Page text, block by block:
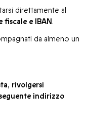
direttamente al
fiscale e IBAN.
da almeno un
rivolgersi
indirizzo